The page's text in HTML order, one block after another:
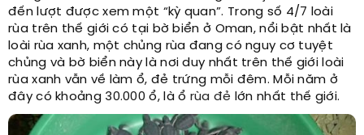
đến lượt được xem một “kỳ quan”. Trong số 4/7 loài
rùa trên thế giới có tại bờ biển ở Oman, nổi bật nhất là
loài rùa xanh, một chủng rùa đang có nguy cơ tuyệt
chủng và bờ biển này là nơi duy nhất trên thế giới loài
rùa xanh vẫn về làm ổ, đẻ trứng mỗi đêm. Mỗi năm ở
đây có khoảng 30.000 ổ, là ổ rùa đẻ lớn nhất thế giới.